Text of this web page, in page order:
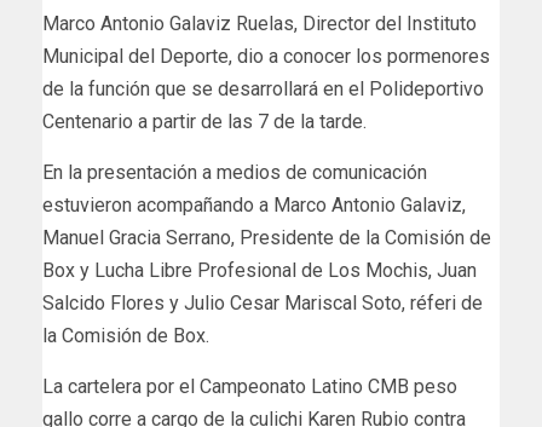
Marco Antonio Galaviz Ruelas, Director del Instituto
Municipal del Deporte, dio a conocer los pormenores
de la función que se desarrollará en el Polideportivo
Centenario a partir de las 7 de la tarde.
En la presentación a medios de comunicación
estuvieron acompañando a Marco Antonio Galaviz,
Manuel Gracia Serrano, Presidente de la Comisión de
Box y Lucha Libre Profesional de Los Mochis, Juan
Salcido Flores y Julio Cesar Mariscal Soto, réferi de
la Comisión de Box.
La cartelera por el Campeonato Latino CMB peso
gallo corre a cargo de la culichi Karen Rubio contra